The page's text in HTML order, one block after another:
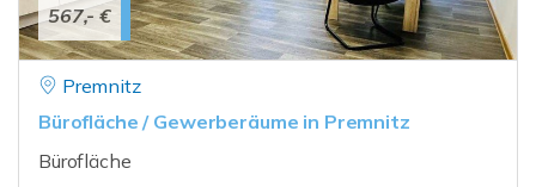
567,- €
Premnitz
Bürofläche / Gewerberäume in Premnitz
Bürofläche